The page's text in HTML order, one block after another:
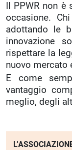
Il PPWR non
occasione.
adottando le
innovazione
rispettare la
nuovo mercato
E come
vantaggio
meglio, degli